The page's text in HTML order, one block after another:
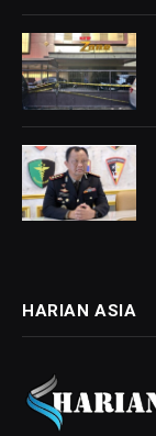
HARIAN ASIA